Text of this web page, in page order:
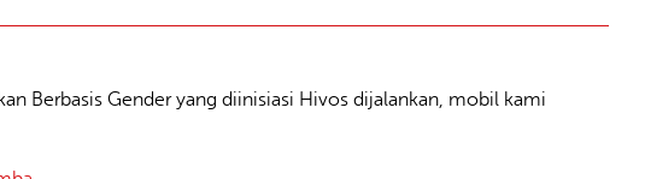
Berbasis Gender yang diinisiasi Hivos dijalankan, mobil kami